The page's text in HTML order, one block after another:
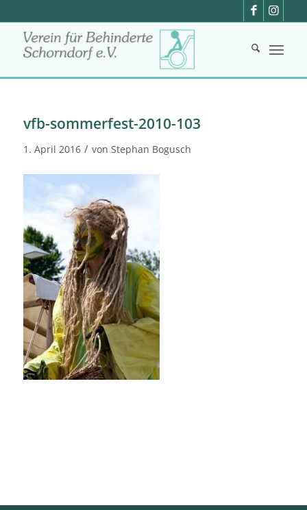
vfb-sommerfest-2010-103
1. April 2016 / von Stephan Bogusch